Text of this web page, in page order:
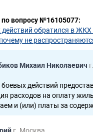
вопросу №16105077:
действий обратился в
не
Михаил Николаевич
боевых действий
расходов на оплату
и (или) платы за
г. Москва